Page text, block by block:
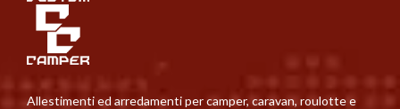
Allestimenti ed arredamenti per camper, caravan, roulotte e